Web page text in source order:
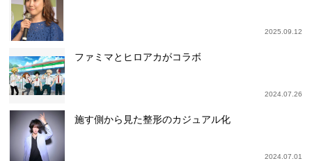
2025.09.12
ファミマとヒロアカがコラボ
2024.07.26
施す側から見た整形のカジュアル化
2024.07.01